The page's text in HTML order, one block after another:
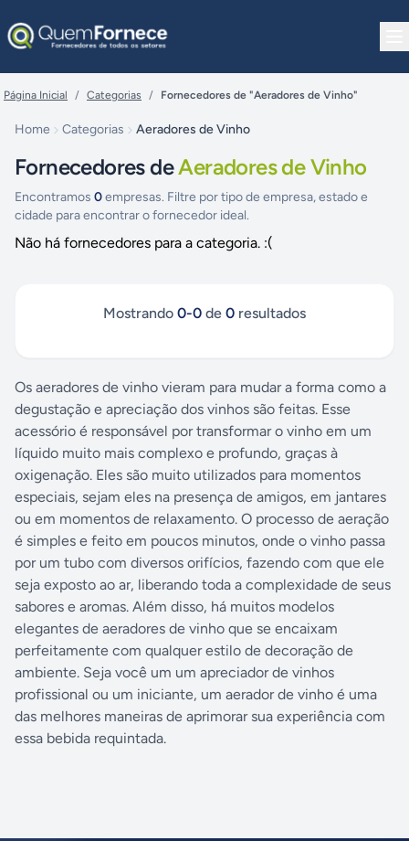
Página Inicial / Categorias / Fornecedores de "Aeradores de Vinho"
Home Categorias Aeradores de Vinho
Fornecedores deAeradores de Vinho
Encontramos 0empresas. Filtre por tipo de empresa, estado e
cidade para encontrar o fornecedor ideal.
Não há fornecedores para a categoria. :(
Mostrando 0-0 de 0 resultados
Os aeradores de vinho vieram para mudar a forma como a
degustação e apreciação dos vinhos são feitas. Esse
acessório é responsável por transformar o vinho em um
líquido muito mais complexo e profundo, graças à
oxigenação. Eles são muito utilizados para momentos
especiais, sejam eles na presença de amigos, em jantares
ou em momentos de relaxamento. O processo de aeração
é simples e feito em poucos minutos, onde o vinho passa
por um tubo com diversos orifícios, fazendo com que ele
seja exposto ao ar, liberando toda a complexidade de seus
sabores e aromas. Além disso, há muitos modelos
elegantes de aeradores de vinho que se encaixam
perfeitamente com qualquer estilo de decoração de
ambiente. Seja você um um apreciador de vinhos
profissional ou um iniciante, um aerador de vinho é uma
das melhores maneiras de aprimorar sua experiência com
essa bebida requintada.